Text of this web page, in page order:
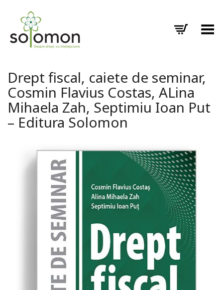
Toggle Menu
Drept fiscal, caiete de seminar,
Cosmin Flavius Costas, ALina
Mihaela Zah, Septimiu Ioan Put
– Editura Solomon